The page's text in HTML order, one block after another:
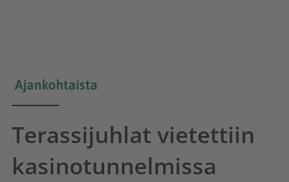
Ajankohtaista
Terassijuhlat vietettiin
kasinotunnelmissa